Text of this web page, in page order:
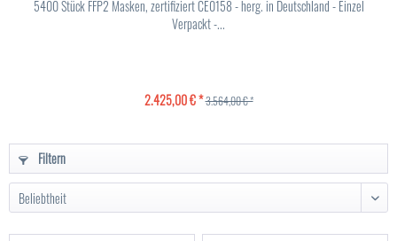
5400 Stück FFP2 Masken, zertifiziert CE0158 - herg. in Deutschland - Einzel
Verpackt -...
2.425,00 € *3.564,00 € *
Filtern